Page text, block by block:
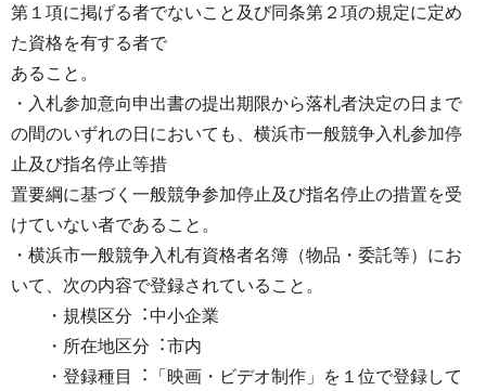
第１項に掲げる者でないこと及び同条第２項の規定に定め
た資格を有する者で
あること。
・⼊札参加意向申出書の提出期限から落札者決定の⽇まで
の間のいずれの⽇においても、横浜市⼀般競争⼊札参加停
⽌及び指名停⽌等措
置要綱に基づく⼀般競争参加停⽌及び指名停⽌の措置を受
けていない者であること。
・横浜市⼀般競争⼊札有資格者名簿（物品・委託等）にお
いて、次の内容で登録されていること。
・規模区分︓中⼩企業
・所在地区分︓市内
・登録種目︓「映画・ビデオ制作」を１位で登録して